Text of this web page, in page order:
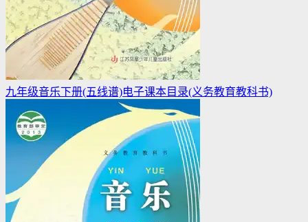
九年级音乐下册(五线谱)电子课本目录(义务教育教科书)